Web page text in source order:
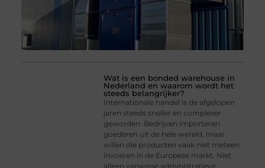
Wat is een bonded warehouse in
Nederland en waarom wordt het
steeds belangrijker?
Internationale handel is de afgelopen
jaren steeds sneller en complexer
geworden. Bedrijven importeren
goederen uit de hele wereld, maar
willen die producten vaak niet meteen
invoeren in de Europese markt. Niet
alleen vanwege administratieve